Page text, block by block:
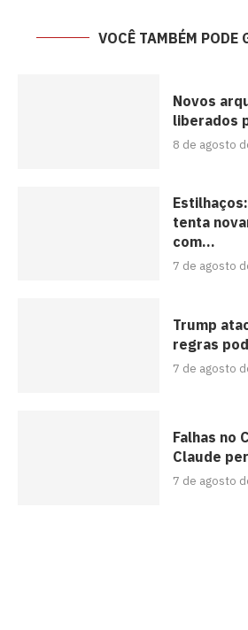
VOCÊ TAMBÉM PODE
Novos
liberados
8 de agosto
tenta
com...
7 de agosto
Trump
regras
7 de agosto
Falhas no
Claude
7 de agosto